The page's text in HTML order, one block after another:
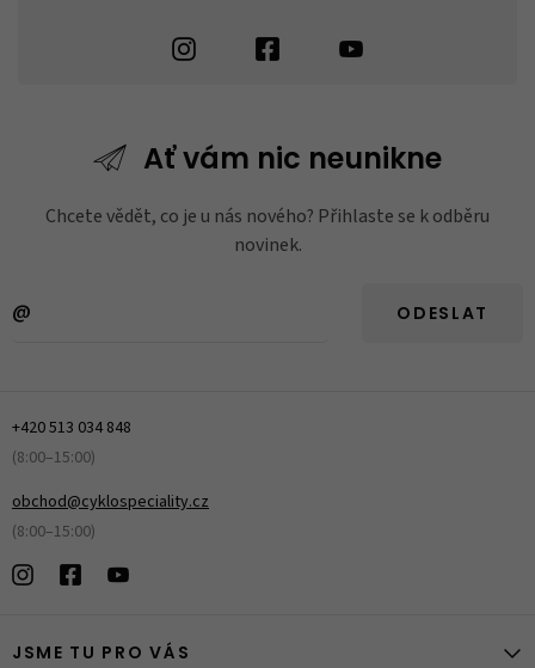
Ať vám nic neunikne
Chcete vědět, co je u nás nového? Přihlaste se k odběru
novinek.
ODESLAT
+420 513 034 848
(8:00–15:00)
obchod@cyklospeciality.cz
(8:00–15:00)
JSME TU PRO VÁS